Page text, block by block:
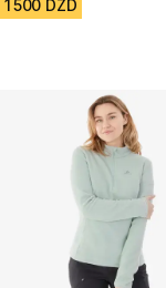
1 500 DZD